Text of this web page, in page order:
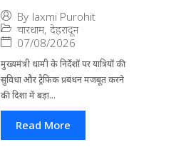
By laxmi Purohit
चारधाम, देहरादून
07/08/2026
मुख्यमंत्री धामी के निर्देशों पर यात्रियों की
सुविधा और ट्रैफिक प्रबंधन मजबूत करने
की दिशा में बड़ा...
Read More